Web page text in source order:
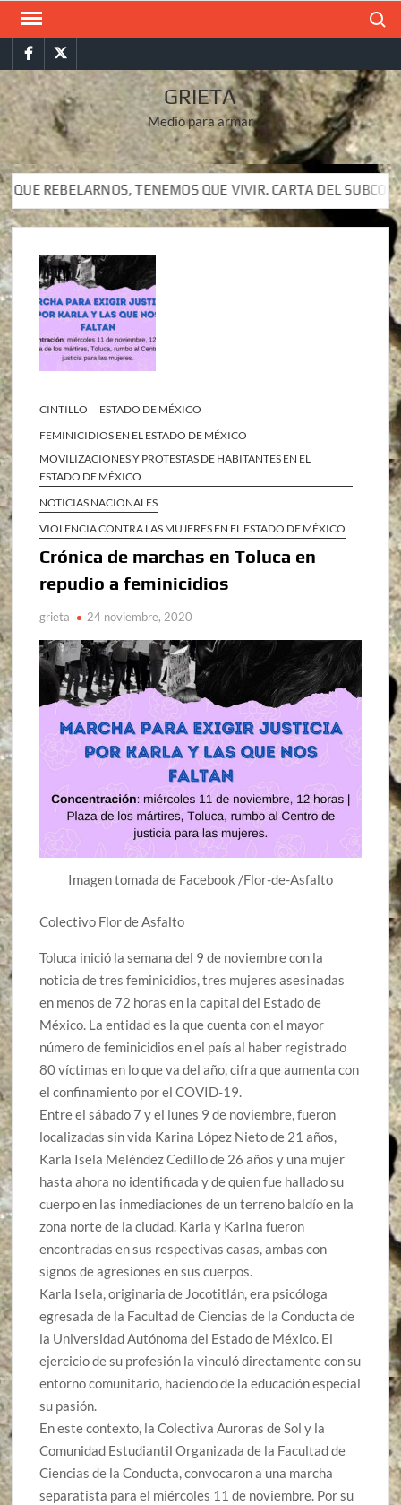
Saltar
contenidoFacebookTwitter
GRIETA
Medio para armar
TENEMOS QUE VIVIR. CARTA DEL SUBCOMANDANTE
TENEMOS QUE VIVIR. CARTA DEL SUBCOMANDANTE
CINTILLO
ESTADO DE MÉXICO
FEMINICIDIOS EN EL ESTADO DE MÉXICO
MOVILIZACIONES Y PROTESTAS DE HABITANTES EN EL
ESTADO DE MÉXICO
NOTICIAS NACIONALES
VIOLENCIA CONTRA LAS MUJERES EN EL ESTADO DE MÉXICO
Crónica de marchas en Toluca en
repudio a feminicidios
grieta 24 noviembre, 2020
Imagen tomada de Facebook /Flor-de-Asfalto
Colectivo Flor de Asfalto
Toluca inició la semana del 9 de noviembre con la
noticia de tres feminicidios, tres mujeres asesinadas
en menos de 72 horas en la capital del Estado de
México. La entidad es la que cuenta con el mayor
número de feminicidios en el país al haber registrado
80 víctimas en lo que va del año, cifra que aumenta con
el confinamiento por el COVID-19.
Entre el sábado 7 y el lunes 9 de noviembre, fueron
localizadas sin vida Karina López Nieto de 21 años,
Karla Isela Meléndez Cedillo de 26 años y una mujer
hasta ahora no identificada y de quien fue hallado su
cuerpo en las inmediaciones de un terreno baldío en la
zona norte de la ciudad. Karla y Karina fueron
encontradas en sus respectivas casas, ambas con
signos de agresiones en sus cuerpos.
Karla Isela, originaria de Jocotitlán, era psicóloga
egresada de la Facultad de Ciencias de la Conducta de
la Universidad Autónoma del Estado de México. El
ejercicio de su profesión la vinculó directamente con su
entorno comunitario, haciendo de la educación especial
su pasión.
En este contexto, la Colectiva Auroras de Sol y la
Comunidad Estudiantil Organizada de la Facultad de
Ciencias de la Conducta, convocaron a una marcha
separatista para el miércoles 11 de noviembre. Por su